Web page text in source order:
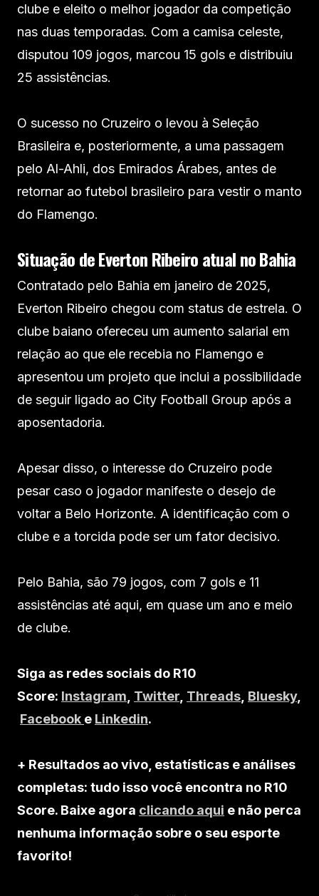
clube e eleito o melhor jogador da competição
nas duas temporadas. Com a camisa celeste,
disputou 109 jogos, marcou 15 gols e distribuiu
25 assistências.
O sucesso no Cruzeiro o levou à Seleção
Brasileira e, posteriormente, a uma passagem
pelo Al-Ahli, dos Emirados Árabes, antes de
retornar ao futebol brasileiro para vestir o manto
do Flamengo.
Situação de Everton Ribeiro atual no Bahia
Contratado pelo Bahia em janeiro de 2025,
Everton Ribeiro chegou com status de estrela. O
clube baiano ofereceu um aumento salarial em
relação ao que ele recebia no Flamengo e
apresentou um projeto que inclui a possibilidade
de seguir ligado ao City Football Group após a
aposentadoria.
Apesar disso, o interesse do Cruzeiro pode
pesar caso o jogador manifeste o desejo de
voltar a Belo Horizonte. A identificação com o
clube e a torcida pode ser um fator decisivo.
Pelo Bahia, são 79 jogos, com 7 gols e 11
assistências até aqui, em quase um ano e meio
de clube.
Siga as redes sociais do R10
Score: Instagram Twitter Threads Bluesky,
Facebook e Linkedin.
+ Resultados ao vivo, estatísticas e análises
completas: tudo isso você encontra no R10
Score. Baixe agora clicando aqui e não perca
nenhuma informação sobre o seu esporte
favorito!